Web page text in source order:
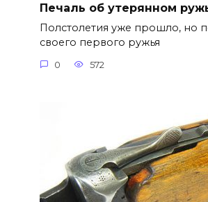
Печаль об утерянном
Полстолетия уже прошло, но
своего первого ружья
0 572